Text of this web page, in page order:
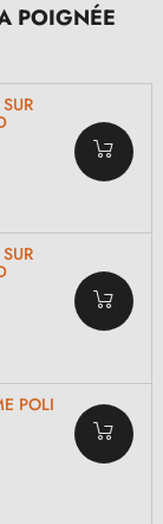
POIGNÉE
POLI